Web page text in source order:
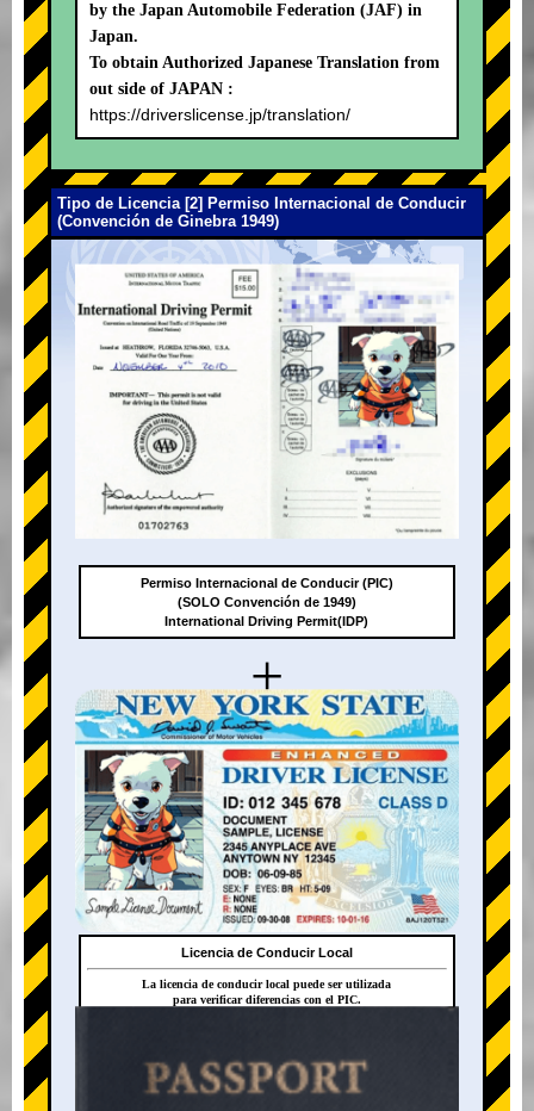
by the Japan Automobile Federation (JAF) in
Japan.
To obtain Authorized Japanese Translation from
out side of JAPAN :
https://driverslicense.jp/translation/
Tipo de Licencia [2] Permiso Internacional de Conducir
(Convención de Ginebra 1949)
+
+
Permiso Internacional de Conducir (PIC)
(SOLO Convención de 1949)
International Driving Permit(IDP)
Licencia de Conducir Local
La licencia de conducir local puede ser utilizada
para verificar diferencias con el PIC.